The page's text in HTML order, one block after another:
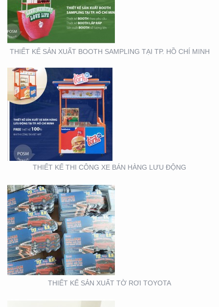
THIẾT KẾ SẢN XUẤT BOOTH SAMPLING TẠI TP. HỒ CHÍ MINH
THIẾT KẾ THI CÔNG XE BÁN HÀNG LƯU ĐỘNG
THIẾT KẾ SẢN XUẤT TỜ
RƠI TOYOTA
THIẾT KẾ SẢN XUẤT TỜ RƠI TOYOTA
THIẾT KẾ SẢN XUẤT
WOBLER ” TÀI CHÍNH
TOYOTA”